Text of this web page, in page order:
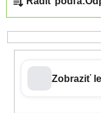
Zobraziť